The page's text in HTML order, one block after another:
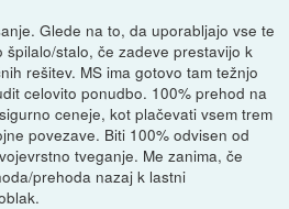
Glede na to, da uporabljajo vse te
stalo, če zadeve prestavijo k
rešitev. MS ima gotovo tam težnjo
celovito ponudbo. 100% prehod na
ceneje, kot plačevati vsem trem
povezave. Biti 100% odvisen od
tveganje. Me zanima, če
prehoda nazaj k lastni